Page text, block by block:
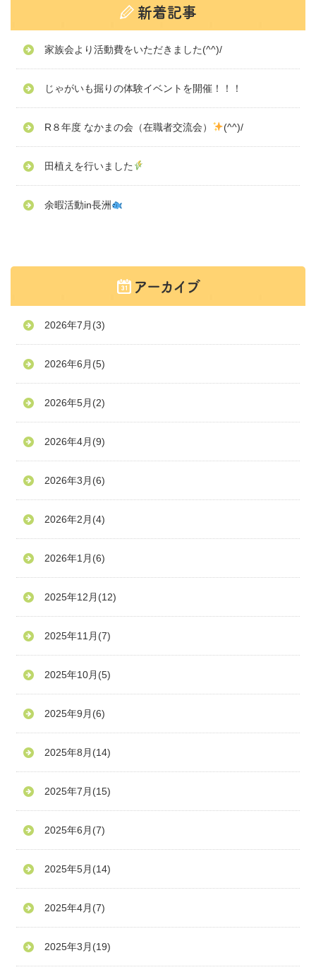
家族会より活動費をいただきました(^^)/
じゃがいも掘りの体験イベントを開催！！！
R８年度 なかまの会（在職者交流会） (^^)/
田植えを行いました
余暇活動in長洲
2026年7月 (3)
2026年6月 (5)
2026年5月 (2)
2026年4月 (9)
2026年3月 (6)
2026年2月 (4)
2026年1月 (6)
2025年12月 (12)
2025年11月 (7)
2025年10月 (5)
2025年9月 (6)
2025年8月 (14)
2025年7月 (15)
2025年6月 (7)
2025年5月 (14)
2025年4月 (7)
2025年3月 (19)